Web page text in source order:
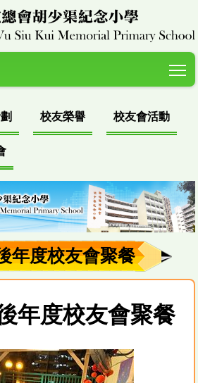
校友榮譽 校友會活動
年度校友會聚餐
年度校友會聚餐